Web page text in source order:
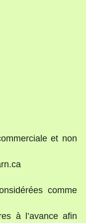
et non
comme
à l’avance afin